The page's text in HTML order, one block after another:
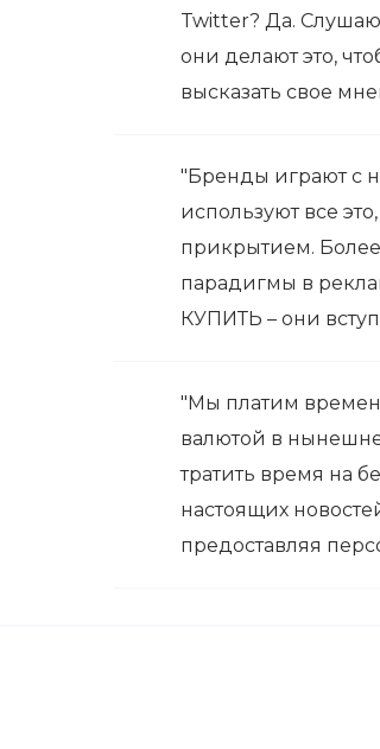
Twitter? Да.
они делают это,
высказать свое
"Бренды играют с
используют все
прикрытием.
парадигмы в
КУПИТЬ – они
"Мы платим
валютой в
тратить время на
настоящих
предоставляя